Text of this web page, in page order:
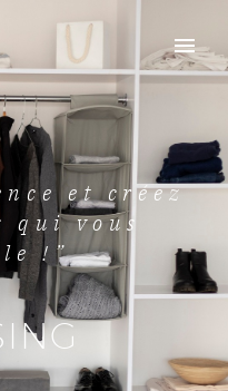
et créez
qui vous
!”